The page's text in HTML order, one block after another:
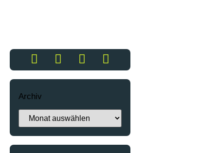
Archiv